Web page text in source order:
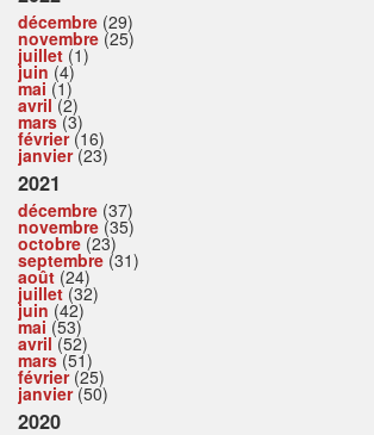
décembre (29)
novembre (25)
juillet (1)
juin (4)
mai (1)
avril(2)
mars(3)
février(16)
janvier(23)
2021
décembre (37)
novembre (35)
octobre (23)
septembre (31)
août (24)
juillet(32)
juin (42)
mai (53)
avril(52)
mars(51)
février(25)
janvier(50)
2020